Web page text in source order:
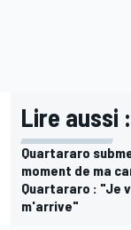
Lire aussi :
Quartararo
moment de ma
Quartararo : "Je
m'arrive"